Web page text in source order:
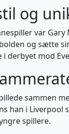
og
var
og sætte
i derbyet mod
sammen
han i
spillere.